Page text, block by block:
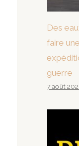
Des
faire
guerre
7 août